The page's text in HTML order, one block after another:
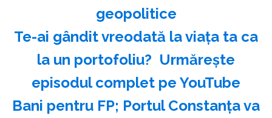
geopolitice
Te-ai gândit vreodată la viața ta ca
la un portofoliu? ️ Urmărește
episodul complet pe YouTube
Bani pentru FP; Portul Constanţa va